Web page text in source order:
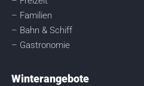
– Familien
– Bahn & Schiff
– Gastronomie
Winterangebote